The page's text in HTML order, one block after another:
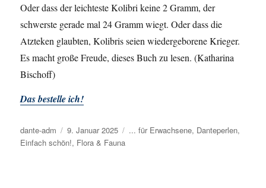
Oder dass der leichteste Kolibri keine 2 Gramm, der
schwerste gerade mal 24 Gramm wiegt. Oder dass die
Atzteken glaubten, Kolibris seien wiedergeborene Krieger.
Es macht große Freude, dieses Buch zu lesen. (Katharina
Bischoff)
Das bestelle ich!
Autor
dante-adm
Veröffentlicht
am
9. Januar 2025 Kategorien
... für Erwachsene, Danteperlen,
Einfach schön!, Flora & Fauna